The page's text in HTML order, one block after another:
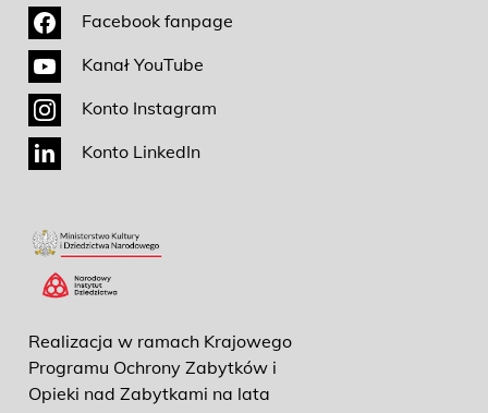
Facebook fanpage
Kanał YouTube
Konto Instagram
Konto LinkedIn
Realizacja w ramach Krajowego
Programu Ochrony Zabytków i
Opieki nad Zabytkami na lata